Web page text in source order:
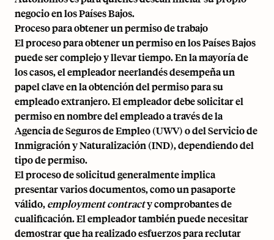
negocio en los Países Bajos.
Proceso para obtener un permiso de trabajo
El proceso para obtener un permiso en los Países Bajos
puede ser complejo y llevar tiempo. En la mayoría de
los casos, el empleador neerlandés desempeña un
papel clave en la obtención del permiso para su
empleado extranjero. El empleador debe solicitar el
permiso en nombre del empleado a través de la
Agencia de Seguros de Empleo (UWV) o del Servicio de
Inmigración y Naturalización (IND), dependiendo del
tipo de permiso.
El proceso de solicitud generalmente implica
presentar varios documentos, como un pasaporte
válido,employment contracty comprobantes de
cualificación. El empleador también puede necesitar
demostrar que ha realizado esfuerzos para reclutar